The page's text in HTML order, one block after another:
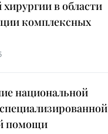
в области
комплексных
национальной
помощи